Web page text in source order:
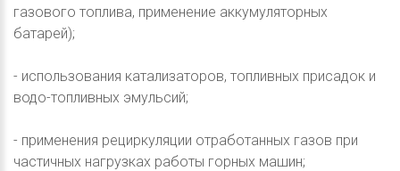
газового топлива, применение аккумуляторных
батарей);
- использования катализаторов, топливных присадок и
водо-топливных эмульсий;
- применения рециркуляции отработанных газов при
частичных нагрузках работы горных машин;